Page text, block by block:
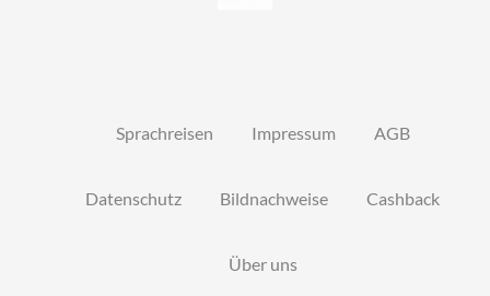
Sprachreisen Impressum AGB
Datenschutz Bildnachweise Cashback
Über uns